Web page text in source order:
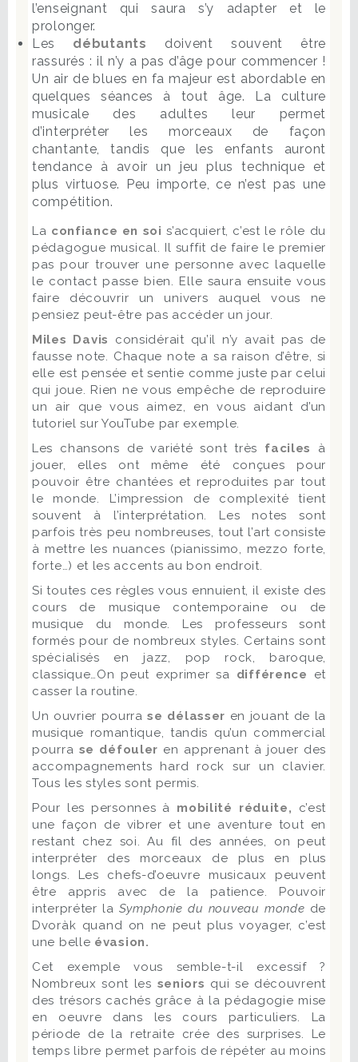
l’enseignant qui saura s’y adapter et le
prolonger.
Les débutants doivent souvent être
rassurés : il n’y a pas d’âge pour commencer !
Un air de blues en fa majeur est abordable en
quelques séances à tout âge. La culture
musicale des adultes leur permet
d’interpréter les morceaux de façon
chantante, tandis que les enfants auront
tendance à avoir un jeu plus technique et
plus virtuose. Peu importe, ce n’est pas une
compétition.
La confiance en soi s’acquiert, c’est le rôle du
pédagogue musical. Il suffit de faire le premier
pas pour trouver une personne avec laquelle
le contact passe bien. Elle saura ensuite vous
faire découvrir un univers auquel vous ne
pensiez peut-être pas accéder un jour.
Miles Davis
considérait qu’il n’y avait pas de
fausse note. Chaque note a sa raison d’être, si
elle est pensée et sentie comme juste par celui
qui joue. Rien ne vous empêche de reproduire
un air que vous aimez, en vous aidant d’un
tutoriel sur YouTube par exemple.
Les chansons de variété sont très faciles
à
jouer, elles ont même été conçues pour
pouvoir être chantées et reproduites par tout
le monde. L’impression de complexité tient
souvent à l’interprétation. Les notes sont
parfois très peu nombreuses, tout l’art consiste
à mettre les nuances (pianissimo, mezzo forte,
forte…) et les accents au bon endroit.
Si toutes ces règles vous ennuient, il existe des
cours de musique contemporaine ou de
musique du monde. Les professeurs sont
formés pour de nombreux styles. Certains sont
spécialisés en jazz, pop rock, baroque,
classique…On peut exprimer sa différence et
casser la routine.
Un ouvrier pourrase délasser en jouant de la
musique romantique, tandis qu’un commercial
pourra se défouler en apprenant à jouer des
accompagnements hard rock sur un clavier.
Tous les styles sont permis.
Pour les personnes à mobilité réduite, c’est
une façon de vibrer et une aventure tout en
restant chez soi. Au fil des années, on peut
interpréter des morceaux de plus en plus
longs. Les chefs-d’oeuvre musicaux peuvent
être appris avec de la patience. Pouvoir
interpréter la Symphonie du nouveau monde de
Dvoràk quand on ne peut plus voyager, c’est
une belle évasion.
Cet exemple vous semble-t-il excessif ?
Nombreux sont les seniors qui se découvrent
des trésors cachés grâce à la pédagogie mise
en oeuvre dans les cours particuliers. La
période de la retraite crée des surprises. Le
temps libre permet parfois de répéter au moins